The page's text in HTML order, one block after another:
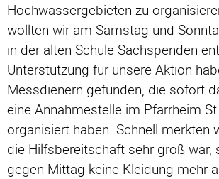
Hochwassergebieten zu
wollten wir am Samstag und
in der alten Schule Sachspenden
Unterstützung für unsere Aktion
Messdienern gefunden, die sofort
eine Annahmestelle im Pfarrheim
organisiert haben. Schnell merkten
die Hilfsbereitschaft sehr groß war,
gegen Mittag keine Kleidung mehr